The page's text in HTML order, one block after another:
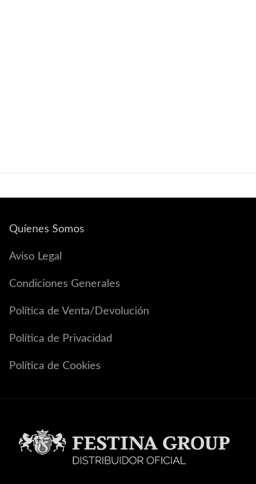
Quíenes Somos
Aviso Legal
Condiciones Generales
Política de Venta/Devolución
Política de Privacidad
Política de Cookies